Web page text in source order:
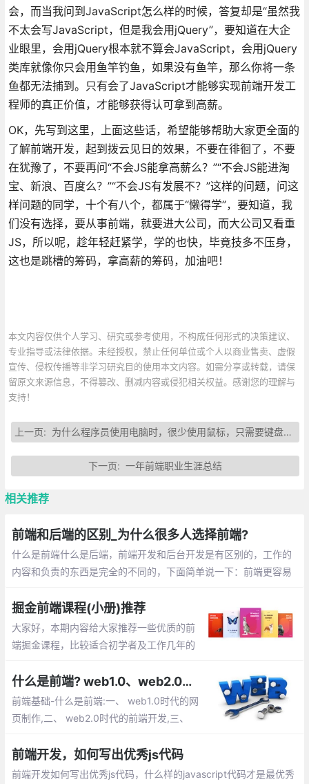
会，而当我问到JavaScript怎么样的时候，答复却是“虽然我
不太会写JavaScript，但是我会用jQuery”，要知道在大企
业眼里，会用jQuery根本就不算会JavaScript，会用jQuery
类库就像你只会用鱼竿钓鱼，如果没有鱼竿，那么你将一条
鱼都无法捕到。只有会了JavaScript才能够实现前端开发工
程师的真正价值，才能够获得认可拿到高薪。
OK，先写到这里，上面这些话，希望能够帮助大家更全面的
了解前端开发，起到拨云见日的效果，不要在徘徊了，不要
在犹豫了，不要再问“不会JS能拿高薪么？”“不会JS能进淘
宝、新浪、百度么？”“不会JS有发展不？”这样的问题，问这
样问题的同学，十个有八个，都属于“懒得学”，要知道，我
们没有选择，要从事前端，就要进大公司，而大公司又看重
JS，所以呢，趁年轻赶紧学，学的也快，毕竟技多不压身，
这也是跳槽的筹码，拿高薪的筹码，加油吧！
本文内容仅供个人学习、研究或参考使用，不构成任何形式的决策建议、
专业指导或法律依据。未经授权，禁止任何单位或个人以商业售卖、虚假
宣传、侵权传播等非学习研究目的使用本文内容。如需分享或转载，请保
留原文来源信息，不得篡改、删减内容或侵犯相关权益。感谢您的理解与
支持！
上一页: 为什么程序员使用电脑时，很少使用鼠标，只需要键盘就能工作？
下一页: 一年前端职业生涯总结
相关推荐
前端和后端的区别_为什么很多人选择前端?
什么是前端什么是后端，前端开发和后台开发是有区别的，工作的
内容和负责的东西是完全的不同的，下面简单说一下：前端更容易
互。后端入门稍困难，每天关注的是业务逻辑的处理，数据的增删
改查，性能的优化
掘金前端课程(小册)推荐
大家好，本期内容给大家推荐一些优质的前
端掘金课程，比较适合初学者及工作几年的
作者也是一线的大厂工作者。有兴趣的小伙
伴快来打卡看一下吧
什么是前端? web1.0、web2.0时代的网页制作,前端开发都有哪些内容等
前端基础-什么是前端:一、 web1.0时代的网
页制作,二、 web2.0时代的前端开发,三、
开发,五、 前端开发都有哪些内容,六、 开发
环境
前端开发，如何写出优秀js代码
前端开发如何写出优秀js代码，什么样的javascript代码才是最优秀